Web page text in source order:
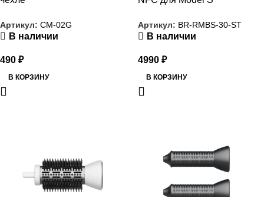
Артикул: CM-02G
В наличии
490 ₽
В КОРЗИНУ
Артикул: BR-RMBS-30-ST
В наличии
4990 ₽
В КОРЗИНУ